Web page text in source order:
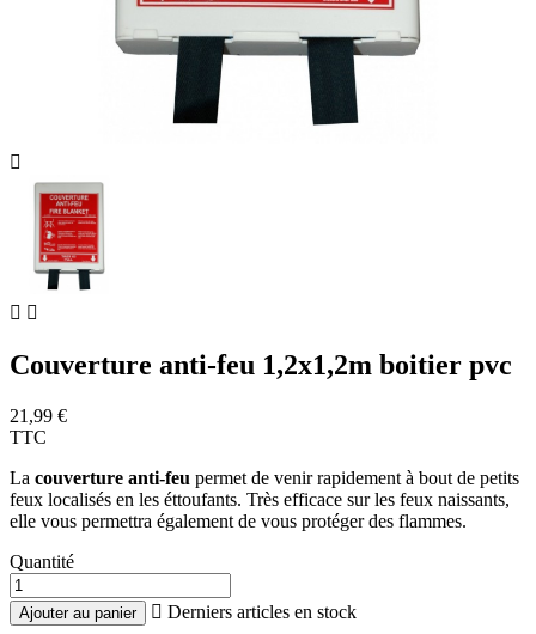

 
Couverture anti-feu 1,2x1,2m boitier pvc
21,99 €
TTC
La couverture anti-feu permet de venir rapidement à bout de petits
feux localisés en les éttoufants. Très efficace sur les feux naissants,
elle vous permettra également de vous protéger des flammes.
Quantité
Ajouter au panier  Derniers articles en stock